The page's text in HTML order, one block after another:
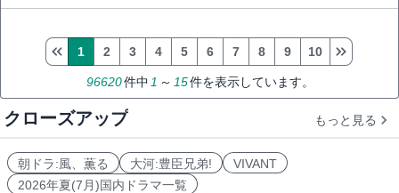
96620件中 1 ～ 15件を表示しています。
1 2 3 4 5 6 7 8 9 10
クローズアップ もっと見る
朝ドラ:風、薫る 大河:豊臣兄弟!
VIVANT
2026年夏(7月)国内ドラマ一覧